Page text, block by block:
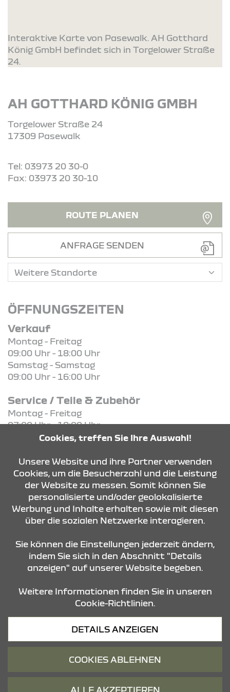
Interaktive Karte von Pasewalk. AH Gotthard
König GmbH befindet sich in Torgelower Straße
24.
AH GOTTHARD KÖNIG GMBH
Torgelower Straße 24
17309 Pasewalk
Tel: 03973 20 30-0
Fax: 03973 20 30-10
ROUTE PLANEN
ANFRAGE SENDEN
ÖFFNUNGSZEITEN
Verkauf
Montag - Freitag
09:00 Uhr - 18:00 Uhr
Samstag - Samstag
09:00 Uhr - 16:00 Uhr
Service / Teile & Zubehör
Montag - Freitag
07:00 Uhr - 18:00 Uhr
Samstag - Samstag
KONTAKT & ANFAHRT
ÖFFNUNGSZEITEN
STANDORTE
Datenschutz
Cookies, treffen Sie Ihre Auswahl!
Unsere Website und ihre Partner verwenden
Cookies, um die Besucherzahl und die Leistung
der Website zu messen. Somit können Sie
personalisierte und/oder geolokalisierte
Werbung und Inhalte erhalten sowie mit diesen
über die sozialen Netzwerke interagieren.
Sie können die Einstellungen jederzeit ändern,
indem Sie sich in den Abschnitt "Details
anzeigen" auf unserer Website begeben.
Weitere Informationen finden Sie in unseren
Cookie-Richtlinien.
DETAILS ANZEIGEN
COOKIES ABLEHNEN
ALLE AKZEPTIEREN